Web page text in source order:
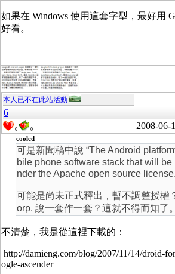
如果在 Windows 使用這套字型，最好用
好看。
本人已不在此站活動
6
0 0 2008-06-
coolcd
可是新聞稿中說 “The Android
bile phone software stack that will
nder the Apache open source license.
可能是尚未正式釋出，暫不調整授權
orp. 說一套作一套？這就不得而知了。
不清楚，我是從這裡下載的：
http://damieng.com/blog/2007/11/14/droid-
ogle-ascender